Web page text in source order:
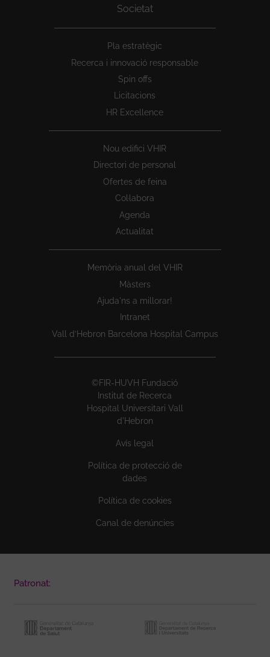
Societat
Pla estratègic
Recerca i innovació responsable
Spin offs
Licitacions
HR Excellence
Nou edifici VHIR
Directori de personal
Ofertes de feina
Col·labora
Agenda
Actualitat
Memòria anual del VHIR
Màsters
Ajuda'ns a millorar!
Intranet
Vall d’Hebron Barcelona Hospital Campus
©FIR-HUVH Fundació
Institut de Recerca
Hospital Universitari Vall
d'Hebron
Avís legal
Política de protecció de
dades
Política de cookies
Canal de denúncies
Patronat: